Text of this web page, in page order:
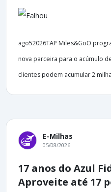
ago52026TAP Miles&GoO
nova parceira para o acúmulo
clientes podem acumular 2
E-Milhas
05/08/2026
17 anos do Azul
Aproveite até 17